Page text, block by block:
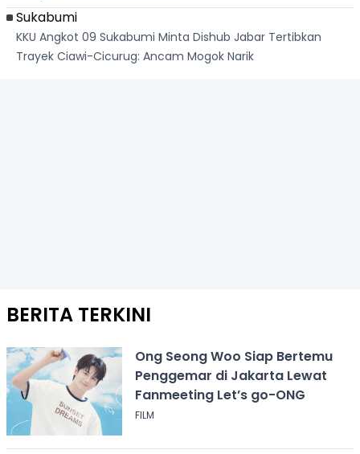
Sukabumi
KKU Angkot 09 Sukabumi Minta Dishub Jabar Tertibkan
Trayek Ciawi-Cicurug: Ancam Mogok Narik
BERITA TERKINI
Ong Seong Woo Siap Bertemu
Penggemar di Jakarta Lewat
Fanmeeting Let’s go-ONG
FILM